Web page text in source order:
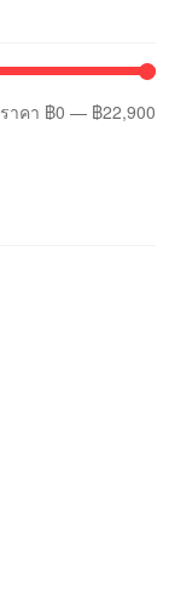
ราคา ฿0 — ฿22,900